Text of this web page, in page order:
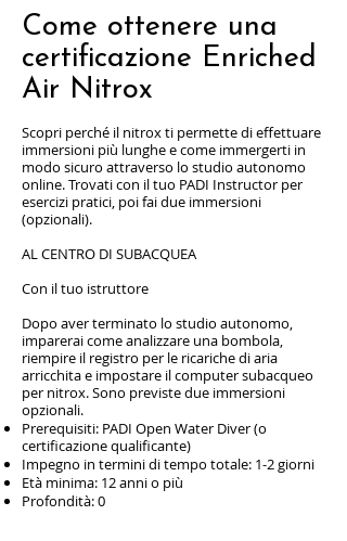
Come ottenere una
certificazione Enriched
Air Nitrox
Scopri perché il nitrox ti permette di effettuare
immersioni più lunghe e come immergerti in
modo sicuro attraverso lo studio autonomo
online. Trovati con il tuo PADI Instructor per
esercizi pratici, poi fai due immersioni
(opzionali).
AL CENTRO DI SUBACQUEA
Con il tuo istruttore
Dopo aver terminato lo studio autonomo,
imparerai come analizzare una bombola,
riempire il registro per le ricariche di aria
arricchita e impostare il computer subacqueo
per nitrox. Sono previste due immersioni
opzionali.
Prerequisiti: PADI Open Water Diver (o
certificazione qualificante)
Impegno in termini di tempo totale: 1-2 giorni
Età minima: 12 anni o più
Profondità: 0